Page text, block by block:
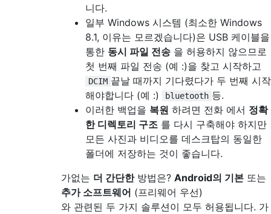
니다.
일부 Windows 시스템 (최소한 Windows
8.1, 이유는 모르겠습니다)은 USB 케이블을
통한 동시 파일 전송 을 허용하지 않으므로
첫 번째 파일 전송 (예 :)을 찾고 시작하고
DCIM 끝날 때까지 기다렸다가 두 번째 시작
해야합니다 (예 :)
bluetooth 등.
이러한 백업을 복원 하려면 전화 에서 정확
한 디렉토리 구조 를 다시 구축해야 하지만
모든 사진과 비디오를 데스크탑의 동일한
폴더에 저장하는 것이 좋습니다.
가없는 더 간단한방법은? Android의 기본 또는
추가 소프트웨어 (프리웨어 우선)
와 관련된 두 가지 솔루션이 모두 허용됩니다. 가